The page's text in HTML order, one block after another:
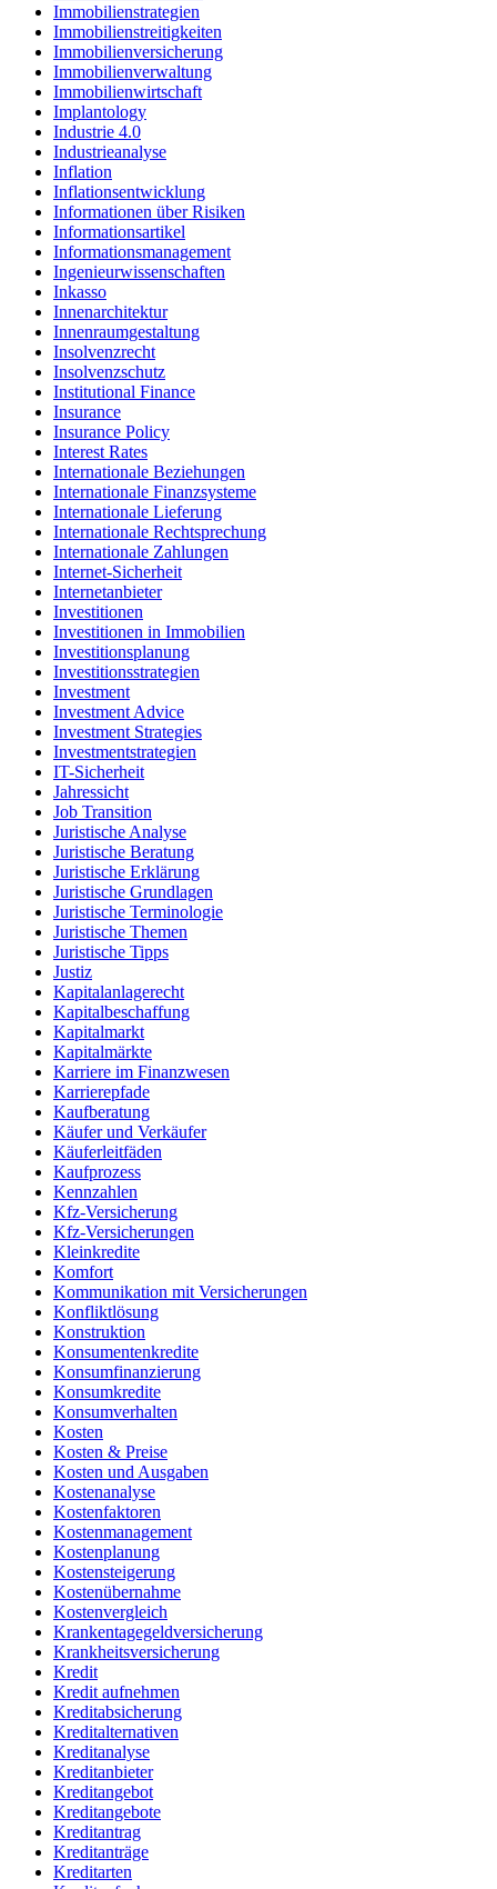
Immobilienstrategien
Immobilienstreitigkeiten
Immobilienversicherung
Immobilienverwaltung
Immobilienwirtschaft
Implantology
Industrie 4.0
Industrieanalyse
Inflation
Inflationsentwicklung
Informationen über Risiken
Informationsartikel
Informationsmanagement
Ingenieurwissenschaften
Inkasso
Innenarchitektur
Innenraumgestaltung
Insolvenzrecht
Insolvenzschutz
Institutional Finance
Insurance
Insurance Policy
Interest Rates
Internationale Beziehungen
Internationale Finanzsysteme
Internationale Lieferung
Internationale Rechtsprechung
Internationale Zahlungen
Internet-Sicherheit
Internetanbieter
Investitionen
Investitionen in Immobilien
Investitionsplanung
Investitionsstrategien
Investment
Investment Advice
Investment Strategies
Investmentstrategien
IT-Sicherheit
Jahressicht
Job Transition
Juristische Analyse
Juristische Beratung
Juristische Erklärung
Juristische Grundlagen
Juristische Terminologie
Juristische Themen
Juristische Tipps
Justiz
Kapitalanlagerecht
Kapitalbeschaffung
Kapitalmarkt
Kapitalmärkte
Karriere im Finanzwesen
Karrierepfade
Kaufberatung
Käufer und Verkäufer
Käuferleitfäden
Kaufprozess
Kennzahlen
Kfz-Versicherung
Kfz-Versicherungen
Kleinkredite
Komfort
Kommunikation mit Versicherungen
Konfliktlösung
Konstruktion
Konsumentenkredite
Konsumfinanzierung
Konsumkredite
Konsumverhalten
Kosten
Kosten & Preise
Kosten und Ausgaben
Kostenanalyse
Kostenfaktoren
Kostenmanagement
Kostenplanung
Kostensteigerung
Kostenübernahme
Kostenvergleich
Krankentagegeldversicherung
Krankheitsversicherung
Kredit
Kredit aufnehmen
Kreditabsicherung
Kreditalternativen
Kreditanalyse
Kreditanbieter
Kreditangebot
Kreditangebote
Kreditantrag
Kreditanträge
Kreditarten